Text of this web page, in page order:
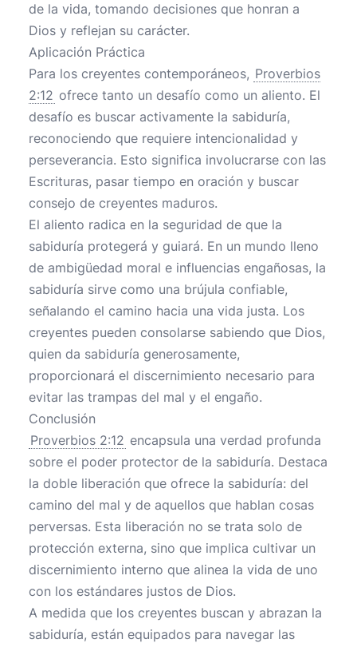
de la vida, tomando decisiones que honran a
Dios y reflejan su carácter.
Aplicación Práctica
Para los creyentes contemporáneos, Proverbios
2:12 ofrece tanto un desafío como un aliento. El
desafío es buscar activamente la sabiduría,
reconociendo que requiere intencionalidad y
perseverancia. Esto significa involucrarse con las
Escrituras, pasar tiempo en oración y buscar
consejo de creyentes maduros.
El aliento radica en la seguridad de que la
sabiduría protegerá y guiará. En un mundo lleno
de ambigüedad moral e influencias engañosas, la
sabiduría sirve como una brújula confiable,
señalando el camino hacia una vida justa. Los
creyentes pueden consolarse sabiendo que Dios,
quien da sabiduría generosamente,
proporcionará el discernimiento necesario para
evitar las trampas del mal y el engaño.
Conclusión
Proverbios 2:12 encapsula una verdad profunda
sobre el poder protector de la sabiduría. Destaca
la doble liberación que ofrece la sabiduría: del
camino del mal y de aquellos que hablan cosas
perversas. Esta liberación no se trata solo de
protección externa, sino que implica cultivar un
discernimiento interno que alinea la vida de uno
con los estándares justos de Dios.
A medida que los creyentes buscan y abrazan la
sabiduría, están equipados para navegar las